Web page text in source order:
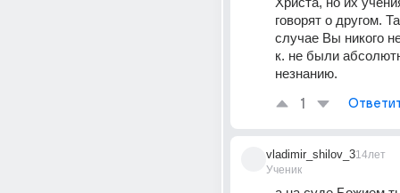
говорят о другом.
случае Вы никого
к. не были
незнанию.
1
vladimir_shilov_3
Ученик
14лет